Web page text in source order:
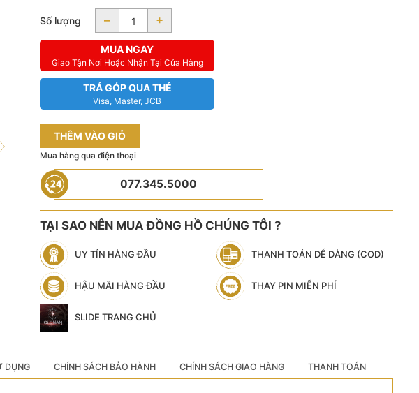
Số lượng - +
MUA NGAY
Giao Tận Nơi Hoặc Nhận Tại Cửa Hàng
TRẢ GÓP QUA THẺ
Visa, Master, JCB
THÊM VÀO GIỎ
Mua hàng qua điện thoại
077.345.5000
TẠI SAO NÊN MUA ĐỒNG HỒ CHÚNG TÔI ?
UY TÍN HÀNG ĐẦU THANH TOÁN DỄ DÀNG (COD)
HẬU MÃI HÀNG ĐẦU THAY PIN MIỄN PHÍ
SLIDE TRANG CHỦ
DỤNG CHÍNH SÁCH BẢO HÀNH CHÍNH SÁCH GIAO HÀNG THANH TOÁN